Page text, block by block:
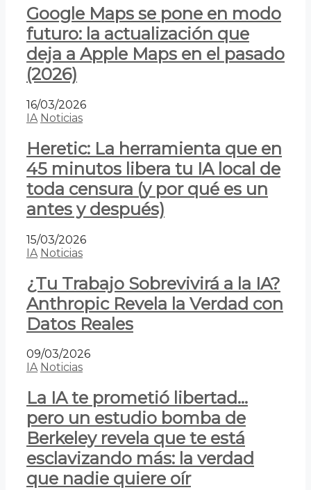
Google Maps se pone en modo
futuro: la actualización que
deja a Apple Maps en el pasado
(2026)
16/03/2026
IA Noticias
Heretic: La herramienta que en
45 minutos libera tu IA local de
toda censura (y por qué es un
antes y después)
15/03/2026
IA Noticias
¿Tu Trabajo Sobrevivirá a la IA?
Anthropic Revela la Verdad con
Datos Reales
09/03/2026
IA Noticias
La IA te prometió libertad…
pero un estudio bomba de
Berkeley revela que te está
esclavizando más: la verdad
que nadie quiere oír